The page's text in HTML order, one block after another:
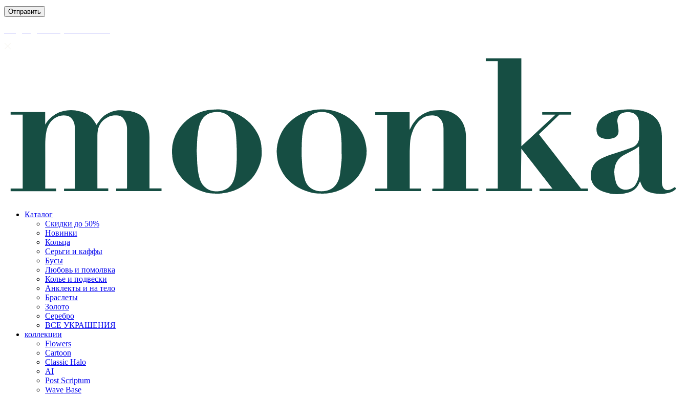
Каталог
Скидки до 50%
Новинки
Кольца
Серьги и каффы
Бусы
Любовь и помолвка
Колье и подвески
Анклекты и на тело
Браслеты
Золото
Серебро
ВСЕ УКРАШЕНИЯ
коллекции
Flowers
Cartoon
Classic Halo
AI
Post Scriptum
Wave Base